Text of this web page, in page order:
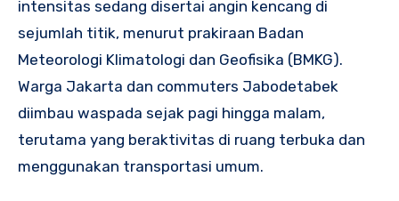
intensitas sedang disertai angin kencang di
sejumlah titik, menurut prakiraan Badan
Meteorologi Klimatologi dan Geofisika (BMKG).
Warga Jakarta dan commuters Jabodetabek
diimbau waspada sejak pagi hingga malam,
terutama yang beraktivitas di ruang terbuka dan
menggunakan transportasi umum.